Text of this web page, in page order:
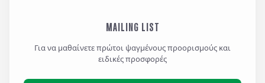
MAILING LIST
Για να μαθαίνετε πρώτοι ψαγμένους προορισμούς και
ειδικές προσφορές